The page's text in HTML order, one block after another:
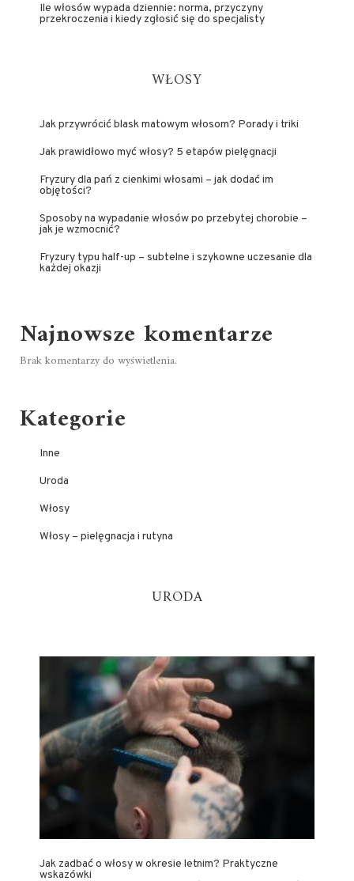
Ile włosów wypada dziennie: norma, przyczyny
przekroczenia i kiedy zgłosić się do specjalisty
WŁOSY
Jak przywrócić blask matowym włosom? Porady i triki
Jak prawidłowo myć włosy? 5 etapów pielęgnacji
Fryzury dla pań z cienkimi włosami – jak dodać im
objętości?
Sposoby na wypadanie włosów po przebytej chorobie –
jak je wzmocnić?
Fryzury typu half-up – subtelne i szykowne uczesanie dla
każdej okazji
Najnowsze komentarze
Brak komentarzy do wyświetlenia.
Kategorie
Inne
Uroda
Włosy
Włosy – pielęgnacja i rutyna
URODA
Jak zadbać o włosy w okresie letnim? Praktyczne
wskazówki